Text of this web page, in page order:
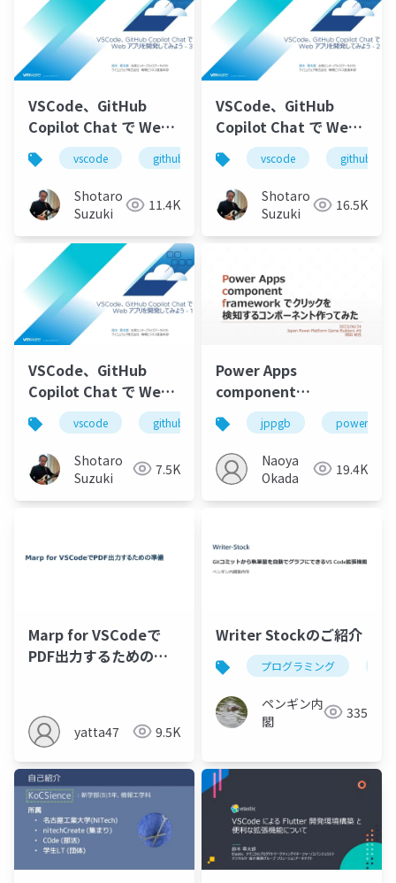
VSCode、GitHub
Copilot Chat で Web
アプリを開発してみよ
う - 3
vscode github github copilot github
Shotaro
Suzuki
11.4K
VSCode、GitHub
Copilot Chat で Web
アプリを開発してみよ
う - 2
vscode github
Shotaro
Suzuki
16.5K
VSCode、GitHub
Copilot Chat で Web
アプリを開発してみよ
う-1
vscode github github copilot github
Shotaro
Suzuki
7.5K
Power Apps
component
framework でクリッ
クを検知するコンポー
ネント作ってみた
jppgb power
Naoya
Okada
19.4K
Marp for VSCodeで
PDF出力するための準
yatta47 9.5K
Writer Stockのご紹介
プログラミング
ペンギン内
閣
335